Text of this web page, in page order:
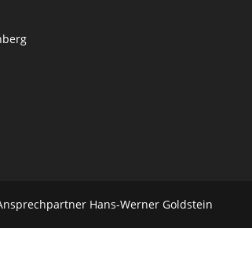
Hans-Werner Goldstein